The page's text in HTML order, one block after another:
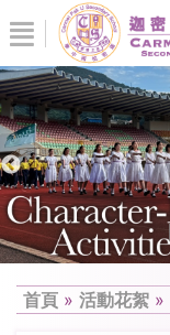
首頁 » 活動花絮 »